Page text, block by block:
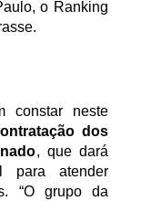
o Ranking
constar neste
dos
, que dará
para atender
“O grupo da